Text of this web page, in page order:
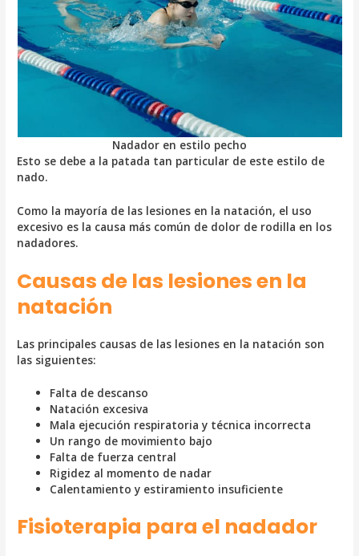
Nadador en estilo pecho
Esto se debe a la patada tan particular de este estilo de
nado.
Como la mayoría de las lesiones en la natación, el uso
excesivo es la causa más común de dolor de rodilla en los
nadadores.
Causas de las lesiones en la
natación
Las principales causas de las lesiones en la natación son
las siguientes:
Falta de descanso
Natación excesiva
Mala ejecución respiratoria y técnica incorrecta
Un rango de movimiento bajo
Falta de fuerza central
Rigidez al momento de nadar
Calentamiento y estiramiento insuficiente
Fisioterapia para el nadador